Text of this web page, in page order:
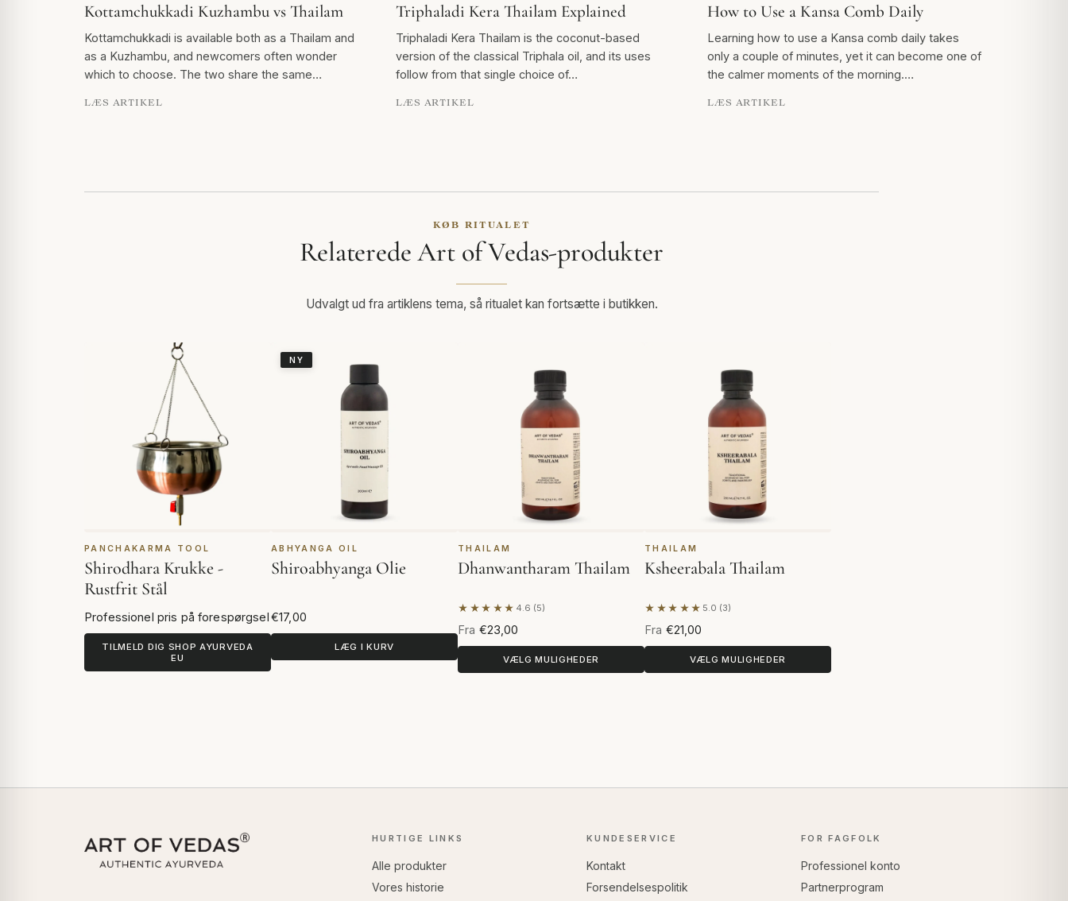
Kottamchukkadi Kuzhambu vs Thailam
Kottamchukkadi is available both as a Thailam and
as a Kuzhambu, and newcomers often wonder
which to choose. The two share the same…
LÆS ARTIKEL
Triphaladi Kera Thailam Explained
Triphaladi Kera Thailam is the coconut-based
version of the classical Triphala oil, and its uses
follow from that single choice of…
LÆS ARTIKEL
How to Use a Kansa Comb Daily
Learning how to use a Kansa comb daily takes
only a couple of minutes, yet it can become one of
the calmer moments of the morning.…
LÆS ARTIKEL
KØB RITUALET
Relaterede Art of Vedas-produkter
Udvalgt ud fra artiklens tema, så ritualet kan fortsætte i butikken.
PANCHAKARMA TOOL
Shirodhara Krukke -
Rustfrit Stål
Professionel pris på forespørgsel
TILMELD DIG SHOP AYURVEDA
EU
NY
ABHYANGA OIL
Shiroabhyanga Olie
€17,00
LÆG I KURV
THAILAM
Dhanwantharam Thailam
★★★★★ 4.6 (5)
Baseret på 5 anmeldelser
Fra €23,00
VÆLG MULIGHEDER
THAILAM
Ksheerabala Thailam
★★★★★ 5.0 (3)
Baseret på 3 anmeldelser
Fra €21,00
VÆLG MULIGHEDER
HURTIGE LINKS
Alle produkter
Vores historie
KUNDESERVICE
Kontakt
Forsendelsespolitik
FOR FAGFOLK
Professionel konto
Partnerprogram